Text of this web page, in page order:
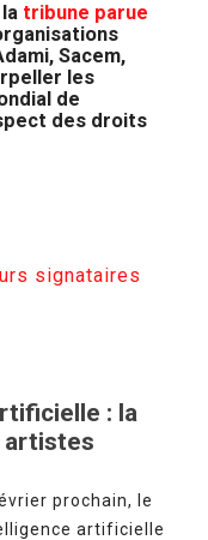
tribune parue
Sacem,
les
de
des droits
signataires
: la
artistes
prochain, le
artificielle